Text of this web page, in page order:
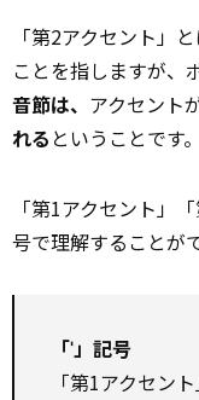
「第2アクセント」
ことを指しますが、
音節は、 アクセント
れる ということです。
「第1アクセント」
号で理解することが
「ˈ」記号
「第1アクセン